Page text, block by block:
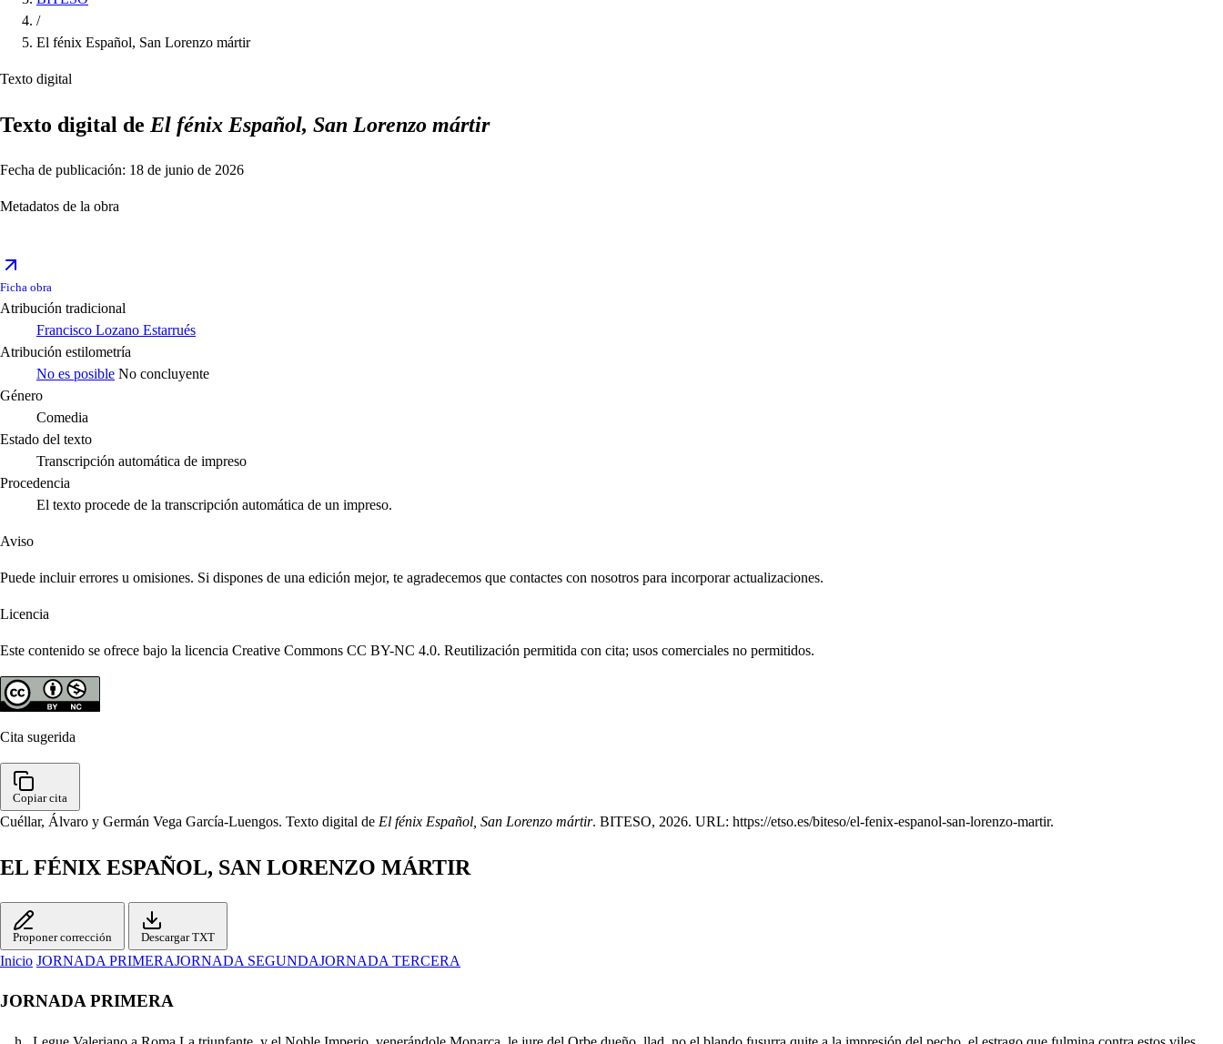
/
El fénix Español, San Lorenzo mártir
Texto digital
Texto digital de El fénix Español, San Lorenzo mártir
Fecha de publicación: 18 de junio de 2026
Metadatos de la obra
Ficha obra
Atribución tradicional
Francisco Lozano Estarrués
Atribución estilometría
No es posible No concluyente
Género
Comedia
Estado del texto
Transcripción automática de impreso
Procedencia
El texto procede de la transcripción automática de un impreso.
Aviso
Puede incluir errores u omisiones. Si dispones de una edición mejor, te agradecemos que contactes con nosotros para incorporar actualizaciones.
Licencia
Este contenido se ofrece bajo la licencia Creative Commons CC BY-NC 4.0. Reutilización permitida con cita; usos comerciales no permitidos.
Cita sugerida
Copiar cita
Cuéllar, Álvaro y Germán Vega García-Luengos. Texto digital de El fénix Español, San Lorenzo mártir. BITESO, 2026. URL: https://etso.es/biteso/el-fenix-espanol-san-lorenzo-martir.
EL FÉNIX ESPAÑOL, SAN LORENZO MÁRTIR
Proponer corrección Descargar TXT
Inicio JORNADA PRIMERAJORNADA SEGUNDAJORNADA TERCERA
JORNADA PRIMERA